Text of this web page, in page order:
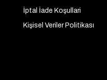
İptal İade Koşullari
Kişisel Veriler Politikası